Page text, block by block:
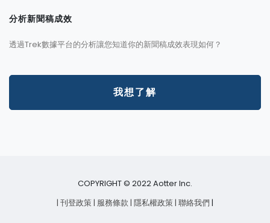
分析新聞稿成效
透過Trek數據平台的分析讓您知道你的新聞稿成效表現如何？
我想了解
COPYRIGHT © 2022 Aotter Inc.
| 刊登政策| 服務條款| 隱私權政策| 聯絡我們 |